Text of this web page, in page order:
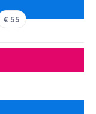
€ 55